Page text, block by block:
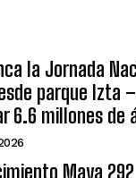
la Jornada
parque Izta –
6.6 millones de
Maya